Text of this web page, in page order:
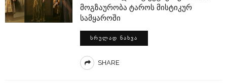
მოგზაურობა ტაროს მისტიკურ
სამყაროში
ᲡᲠᲣᲚᲐᲓ ᲜᲐᲮᲕᲐ
SHARE